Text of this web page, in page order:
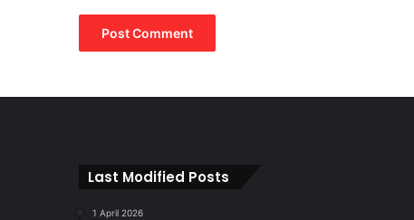
Last Modified Posts
1 April 2026